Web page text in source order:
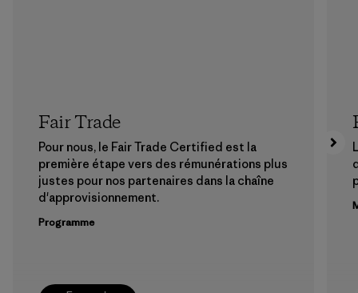
Fair Trade
Pour nous, le Fair Trade Certified est la
première étape vers des rémunérations plus
justes pour nos partenaires dans la chaîne
d'approvisionnement.
Programme